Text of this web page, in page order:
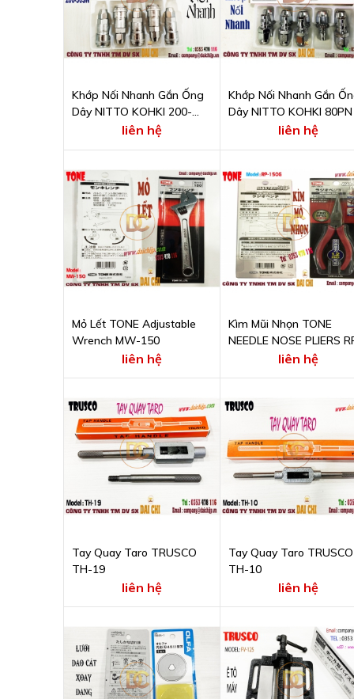
Khớp Nối Nhanh Gắn Ống
Dây NITTO KOHKI 200-
liên hệ
Khớp Nối Nhanh Gắn
Dây NITTO KOHKI 80PN
liên hệ
Mỏ Lết TONE Adjustable
Wrench MW-150
liên hệ
Kìm Mũi Nhọn TONE
NEEDLE NOSE PLIERS
liên hệ
Tay Quay Taro TRUSCO
TH-19
liên hệ
Tay Quay Taro TRUSCO
TH-10
liên hệ